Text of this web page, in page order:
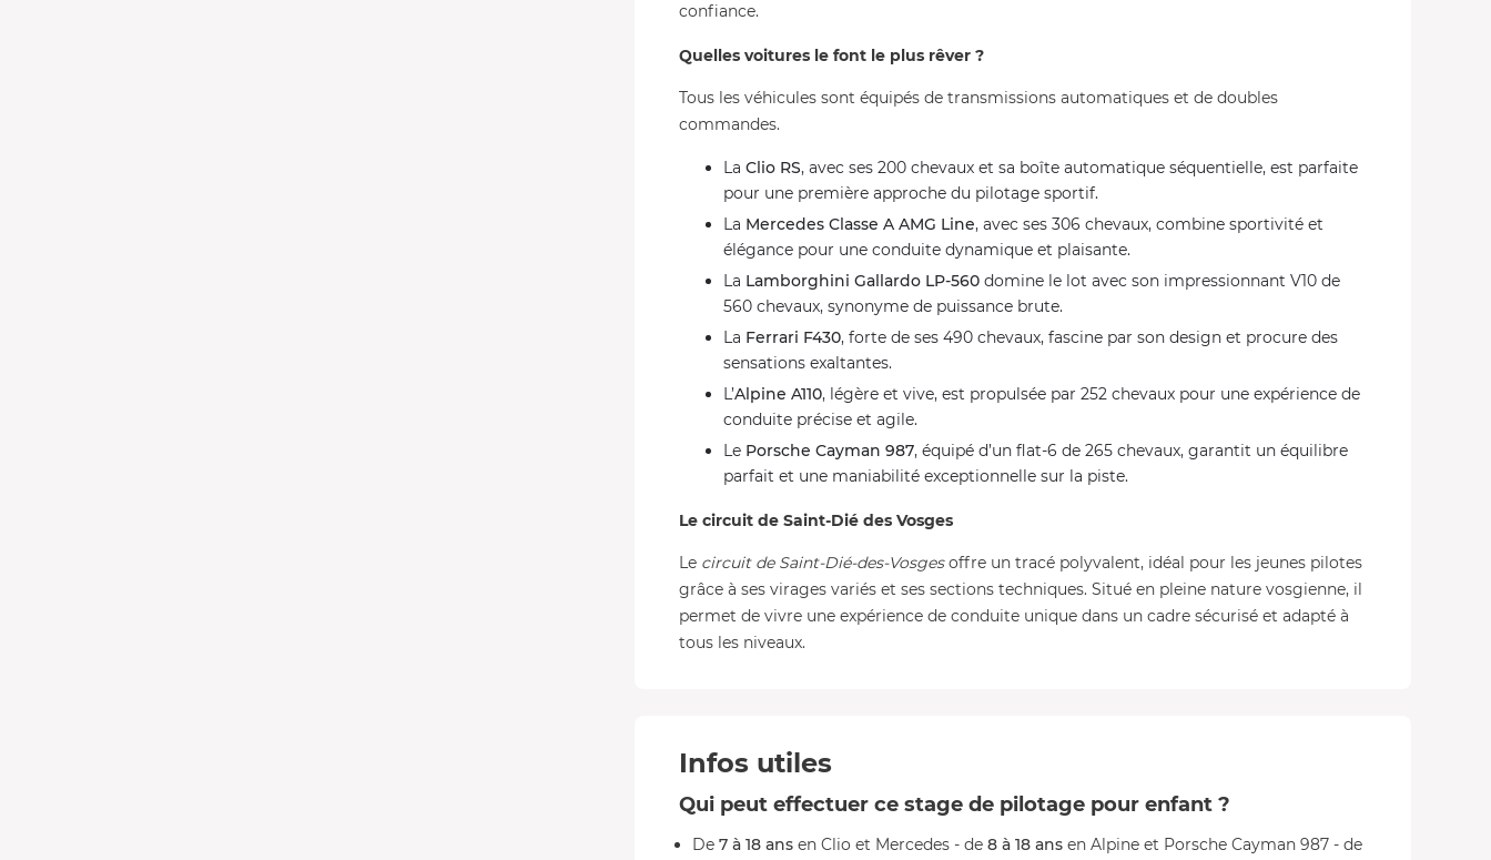
confiance.
Quelles voitures le font le plus rêver ?
Tous les véhicules sont équipés de transmissions automatiques et de doubles
commandes.
La Clio RS, avec ses 200 chevaux et sa boîte automatique séquentielle, est parfaite
pour une première approche du pilotage sportif.
La Mercedes Classe A AMG Line, avec ses 306 chevaux, combine sportivité et
élégance pour une conduite dynamique et plaisante.
La Lamborghini Gallardo LP-560 domine le lot avec son impressionnant V10 de
560 chevaux, synonyme de puissance brute.
La Ferrari F430, forte de ses 490 chevaux, fascine par son design et procure des
sensations exaltantes.
L’Alpine A110, légère et vive, est propulsée par 252 chevaux pour une expérience de
conduite précise et agile.
Le Porsche Cayman 987, équipé d’un flat-6 de 265 chevaux, garantit un équilibre
parfait et une maniabilité exceptionnelle sur la piste.
Le circuit de Saint-Dié des Vosges
Le circuit de Saint-Dié-des-Vosgesoffre un tracé polyvalent, idéal pour les jeunes pilotes
grâce à ses virages variés et ses sections techniques. Situé en pleine nature vosgienne, il
permet de vivre une expérience de conduite unique dans un cadre sécurisé et adapté à
tous les niveaux.
Infos utiles
Qui peut effectuer ce stage de pilotage pour enfant ?
De 7 à 18 ans en Clio et Mercedes - de 8 à 18 ans en Alpine et Porsche Cayman 987 - de